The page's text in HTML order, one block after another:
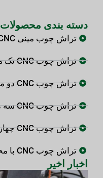
دسته بندی محصولات
تراش چوب مینی CNC
تراش چوب CNC تک محوره
تراش چوب CNC دو محوره
تراش چوب CNC سه محوره
تراش چوب CNC چهار محوره
تراش چوب CNC با محور اتوماتیک
اخبار اخیر